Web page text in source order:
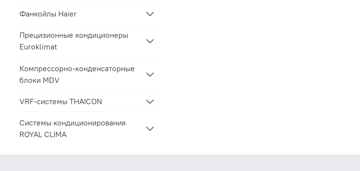
Фанкойлы Haier
Прецизионные кондиционеры
Euroklimat
Компрессорно-конденсаторные
блоки MDV
VRF-системы THAICON
Системы кондиционирования
ROYAL CLIMA